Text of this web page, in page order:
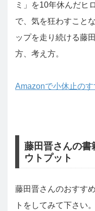
ミ」を10年休んだヒ
で、気を狂わすこと
ップを走り続ける藤
方、考え方。
Amazonで小休止の
藤田晋さんの書
ウトプット
藤田晋さんのおすす
トをしてみて下さい。